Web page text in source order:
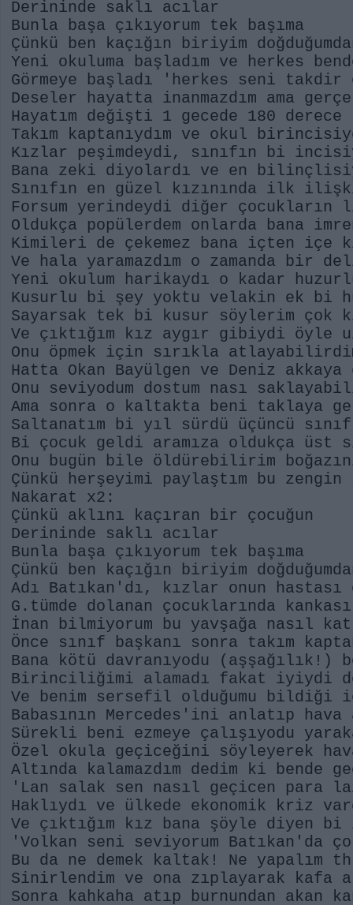
Derininde saklı acılar
Bunla başa çıkıyorum tek başıma
Çünkü ben kaçığın biriyim
Yeni okuluma başladım ve herkes
Görmeye başladı 'herkes seni takdir
Deseler hayatta inanmazdım ama
Hayatım değişti 1 gecede 180 derece
Takım kaptanıydım ve okul
Kızlar peşimdeydi, sınıfın bi
Bana zeki diyolardı ve en
Sınıfın en güzel kızınında ilk
Forsum yerindeydi diğer çocukların
Oldukça popülerdem onlarda bana
Kimileri de çekemez bana içten içe
Ve hala yaramazdım o zamanda bir
Yeni okulum harikaydı o kadar
Kusurlu bi şey yoktu velakin ek bi
Sayarsak tek bi kusur söylerim çok
Ve çıktığım kız aygır gibiydi öyle
Onu öpmek için sırıkla
Hatta Okan Bayülgen ve Deniz
Onu seviyodum dostum nası
Ama sonra o kaltakta beni taklaya
Saltanatım bi yıl sürdü üçüncü
Bi çocuk geldi aramıza oldukça üst
Onu bugün bile öldürebilirim
Çünkü herşeyimi paylaştım bu zengin
Nakarat x2:
Çünkü aklını kaçıran bir çocuğun
Derininde saklı acılar
Bunla başa çıkıyorum tek başıma
Çünkü ben kaçığın biriyim
Adı Batıkan'dı, kızlar onun hastası
G.tümde dolanan çocuklarında
İnan bilmiyorum bu yavşağa nasıl
Önce sınıf başkanı sonra takım
Bana kötü davranıyodu
Birinciliğimi alamadı fakat iyiydi
Ve benim sersefil olduğumu bildiği
Babasının Mercedes'ini anlatıp
Sürekli beni ezmeye çalışıyodu
Özel okula geçiceğini söyleyerek
Altında kalamazdım dedim ki bende
'Lan salak sen nasıl geçicen para
Haklıydı ve ülkede ekonomik kriz
Ve çıktığım kız bana şöyle diyen bi
'Volkan seni seviyorum Batıkan'da
Bu da ne demek kaltak! Ne yapalım
Sinirlendim ve ona zıplayarak kafa
Sonra kahkaha atıp burnundan akan